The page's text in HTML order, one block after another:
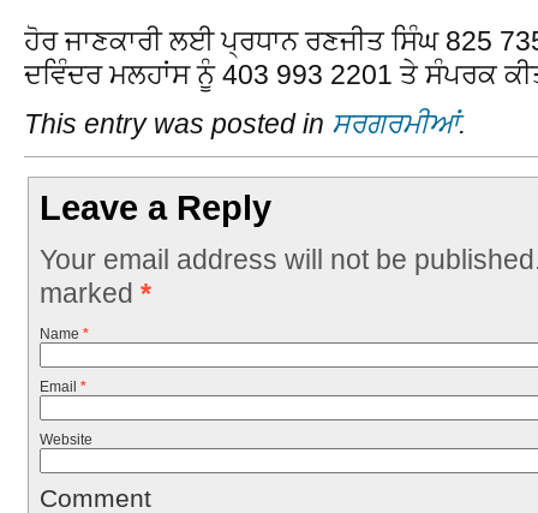
ਹੋਰ ਜਾਣਕਾਰੀ ਲਈ ਪ੍ਰਧਾਨ ਰਣਜੀਤ ਸਿੰਘ 825
ਦਵਿੰਦਰ ਮਲਹਾਂਸ ਨੂੰ 403 993 2201 ਤੇ ਸੰਪਰਕ
This entry was posted in ਸਰਗਰਮੀਆਂ.
Leave a Reply
Your email address will not be
marked *
Name *
Email *
Website
Comment